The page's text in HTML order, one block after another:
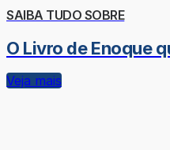
SAIBA TUDO SOBRE
O Livro de Enoque
Veja mais